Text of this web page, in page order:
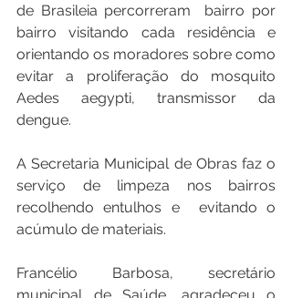
de Brasileia percorreram  bairro por
bairro visitando cada residência e
orientando os moradores sobre como
evitar a proliferação do mosquito
Aedes aegypti, transmissor da
dengue.
A Secretaria Municipal de Obras faz o
serviço de limpeza nos bairros
recolhendo entulhos e  evitando o
acúmulo de materiais.
Francélio Barbosa, secretário